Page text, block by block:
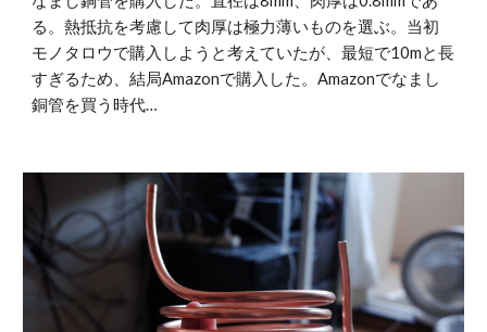
る。熱抵抗を考慮して肉厚は極力薄いものを選ぶ。当初
モノタロウで購入しようと考えていたが、最短で10mと長
すぎるため、結局Amazonで購入した。Amazonでなまし
銅管を買う時代…